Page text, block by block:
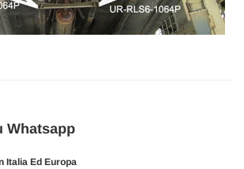
Whatsapp
Italia Ed Europa